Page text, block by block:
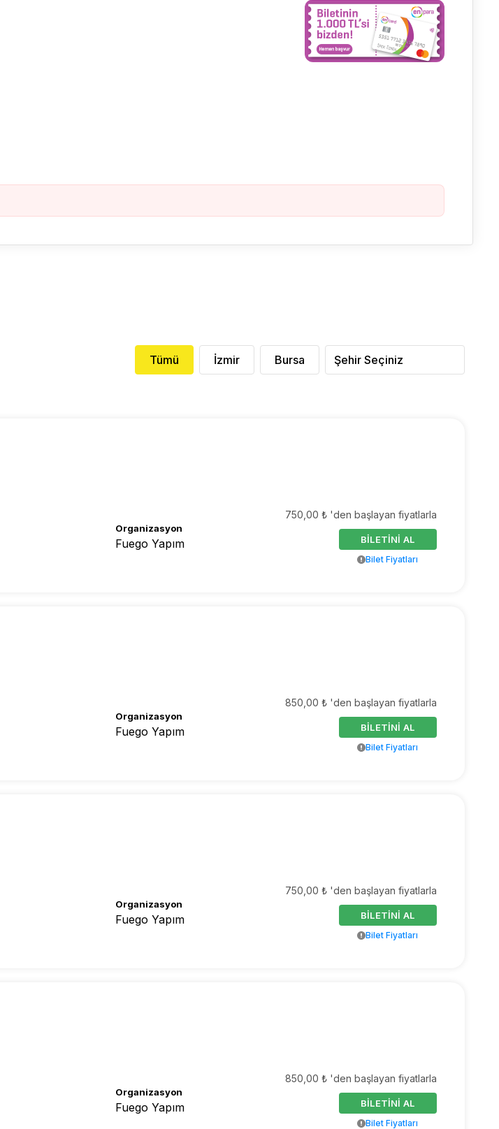
Tümü İzmir Bursa Şehir Seçiniz
Organizasyon
Fuego Yapım
750,00 ₺ 'den başlayan fiyatlarla
BİLETİNİ AL
Bilet Fiyatları
Organizasyon
Fuego Yapım
850,00 ₺ 'den başlayan fiyatlarla
BİLETİNİ AL
Bilet Fiyatları
Organizasyon
Fuego Yapım
750,00 ₺ 'den başlayan fiyatlarla
BİLETİNİ AL
Bilet Fiyatları
Organizasyon
Fuego Yapım
850,00 ₺ 'den başlayan fiyatlarla
BİLETİNİ AL
Bilet Fiyatları